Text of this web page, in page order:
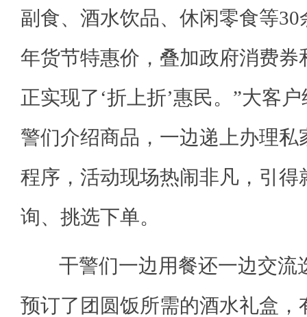
副食、酒水饮品、休闲零食等
年货节特惠价，叠加政府消费券
正实现了‘折上折’惠民。”大客
警们介绍商品，一边递上办理私
程序，活动现场热闹非凡，引得
询、挑选下单。
干警们一边用餐还一边交流
预订了团圆饭所需的酒水礼盒，